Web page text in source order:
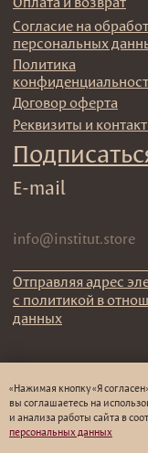
«Нажимая кнопку «Я
вы соглашаетесь на
и анализа работы cайта в
персональных данных